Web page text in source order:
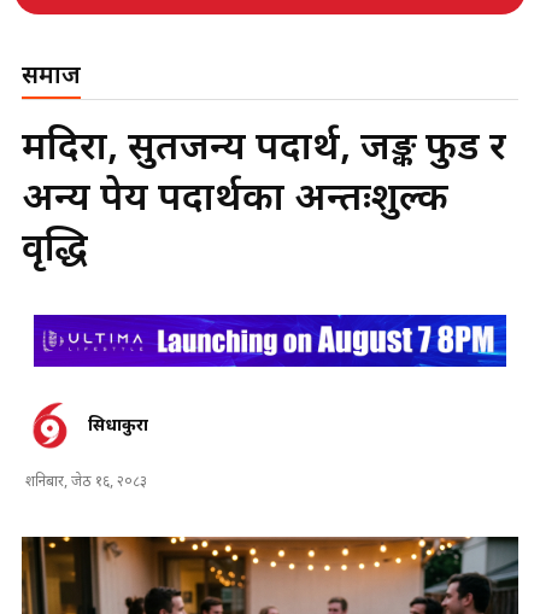
समाज
मदिरा, सुर्तीजन्य पदार्थ, जङ्क फुड र
अन्य पेय पदार्थका अन्तःशुल्क
वृद्धि
सिधाकुरा
शनिबार, जेठ १६, २०८३